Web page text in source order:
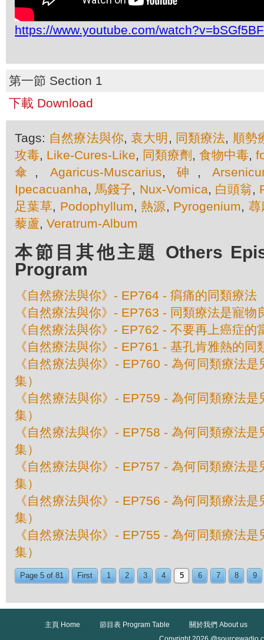
https://www.youtube.com/
第一節 Section 1
下載 Download
Tags: 自然療法與你,袁大明 , 同類療法, 順勢
攻毒, Like-Cures-Like, 同類療劑 , 食物中毒,
傘 , Agaricus-Muscarius,砷 ,
Ipecacuanha, 馬錢子, Nux-Vomica, 白頭翁,
足葉草, Podophyllum, 熱源, Pyrogenium, 蕁
藜蘆, Veratrum-Album
本節目其他主題 Others
Program
《自然療法與你》- EP764 - 㾓痛的同類療法
《自然療法與你》- EP763 - 同類療法是寵物
《自然療法與你》- EP762 - 不要再上癌症的
《自然療法與你》- EP761 - 基孔肯雅熱的同
《自然療法與你》- EP760 - 為何同類療法
集）
《自然療法與你》- EP759 - 為何同類療法
集）
《自然療法與你》- EP758 - 為何同類療法
集）
《自然療法與你》- EP757 - 為何同類療法
集）
《自然療法與你》- EP756 - 為何同類療法
集）
《自然療法與你》- EP755 - 為何同類療法
集）
Page 5 of 81 First 1 2 3 4 5 6 7 8 9
主頁 Home 節目表 Program Table
關於我們 About us